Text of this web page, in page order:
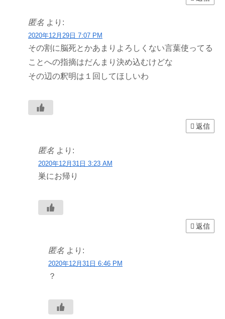
匿名 より:
2020年12月29日 7:07 PM
その割に脳死とかあまりよろしくない言葉使ってる
ことへの指摘はだんまり決め込むけどな
その辺の釈明は１回してほしいわ
返信
匿名 より:
2020年12月31日 3:23 AM
巣にお帰り
返信
匿名 より:
2020年12月31日 6:46 PM
？